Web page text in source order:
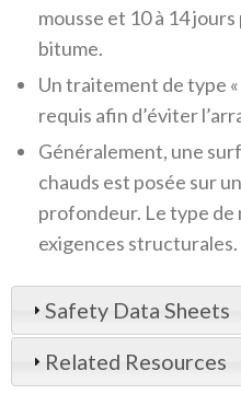
mousse et 10 à 14
bitume.
Un traitement de type
requis afin d’éviter
Généralement, une
chauds est posée sur
profondeur. Le type de
exigences structurales.
Safety Data Sheets
Related Resources